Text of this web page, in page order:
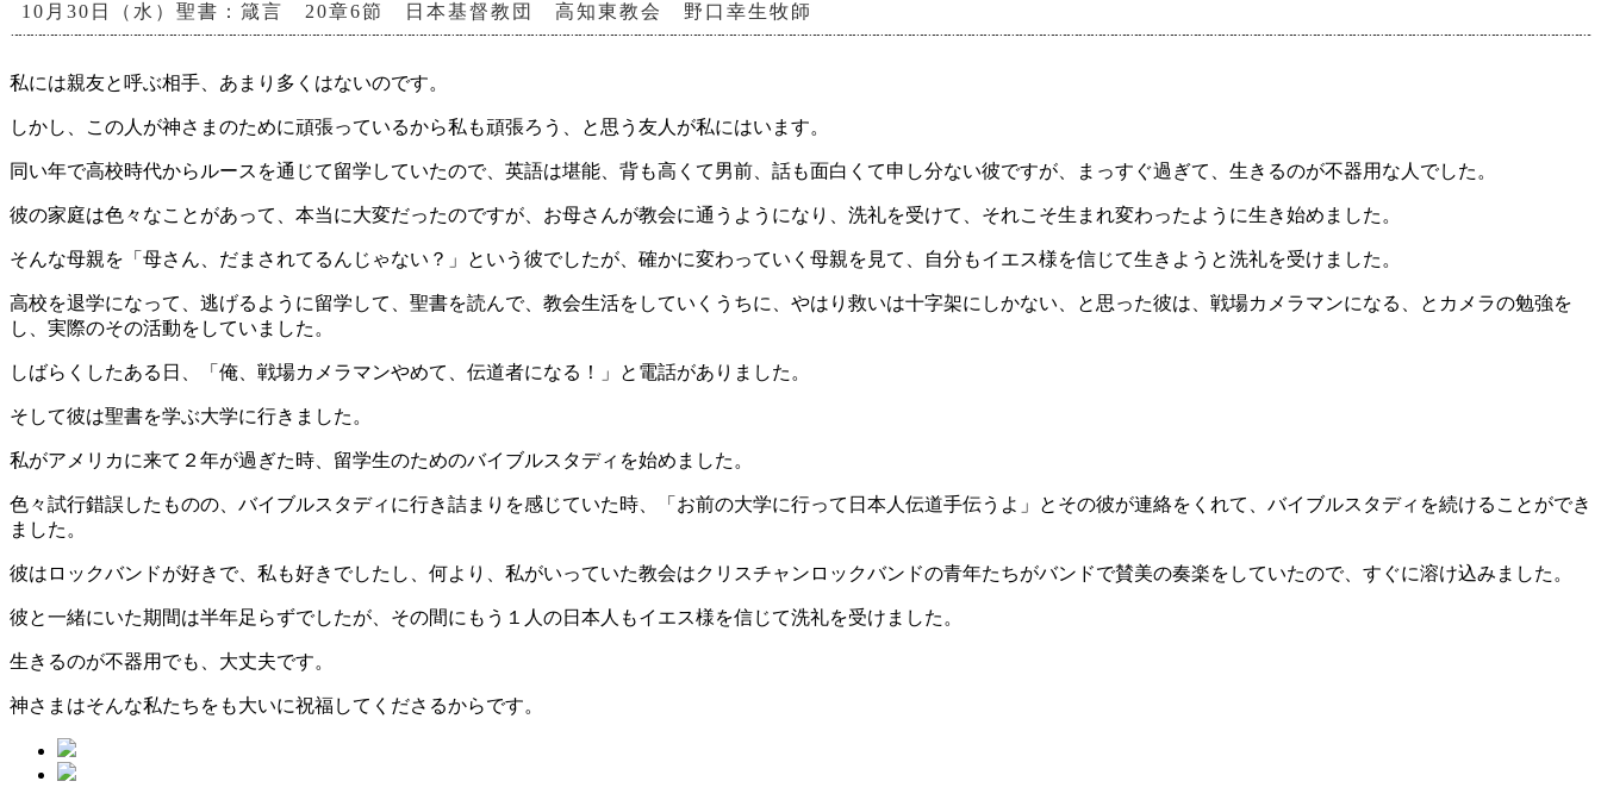
10月30日（水）聖書：箴言 20章6節 日本基督教団 高知東教会 野口幸生牧師
私には親友と呼ぶ相手、あまり多くはないのです。
しかし、この人が神さまのために頑張っているから私も頑張ろう、と思う友人が私にはいます。
同い年で高校時代からルースを通じて留学していたので、英語は堪能、背も高くて男前、話も面白くて申し分ない彼ですが、まっすぐ過ぎて、生きるのが不器用な人でした。
彼の家庭は色々なことがあって、本当に大変だったのですが、お母さんが教会に通うようになり、洗礼を受けて、それこそ生まれ変わったように生き始めました。
そんな母親を「母さん、だまされてるんじゃない？」という彼でしたが、確かに変わっていく母親を見て、自分もイエス様を信じて生きようと洗礼を受けました。
高校を退学になって、逃げるように留学して、聖書を読んで、教会生活をしていくうちに、やはり救いは十字架にしかない、と思った彼は、戦場カメラマンになる、とカメラの勉強を
し、実際のその活動をしていました。
しばらくしたある日、「俺、戦場カメラマンやめて、伝道者になる！」と電話がありました。
そして彼は聖書を学ぶ大学に行きました。
私がアメリカに来て２年が過ぎた時、留学生のためのバイブルスタディを始めました。
色々試行錯誤したものの、バイブルスタディに行き詰まりを感じていた時、「お前の大学に行って日本人伝道手伝うよ」とその彼が連絡をくれて、バイブルスタディを続けることができ
ました。
彼はロックバンドが好きで、私も好きでしたし、何より、私がいっていた教会はクリスチャンロックバンドの青年たちがバンドで賛美の奏楽をしていたので、すぐに溶け込みました。
彼と一緒にいた期間は半年足らずでしたが、その間にもう１人の日本人もイエス様を信じて洗礼を受けました。
生きるのが不器用でも、大丈夫です。
神さまはそんな私たちをも大いに祝福してくださるからです。